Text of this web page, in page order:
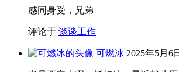
感同身受，兄弟
评论于 谈谈工作
可燃冰 2025年5月6